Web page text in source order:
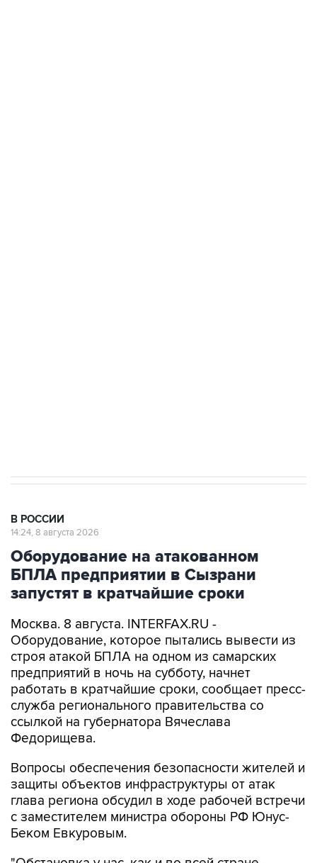
В РОССИИ
14:24, 8 августа 2026
Оборудование на атакованном
БПЛА предприятии в Сызрани
запустят в кратчайшие сроки
Москва. 8 августа. INTERFAX.RU -
Оборудование, которое пытались вывести из
строя атакой БПЛА на одном из самарских
предприятий в ночь на субботу, начнет
работать в кратчайшие сроки, сообщает пресс-
служба регионального правительства со
ссылкой на губернатора Вячеслава
Федорищева.
Вопросы обеспечения безопасности жителей и
защиты объектов инфраструктуры от атак
глава региона обсудил в ходе рабочей встречи
с заместителем министра обороны РФ Юнус-
Беком Евкуровым.